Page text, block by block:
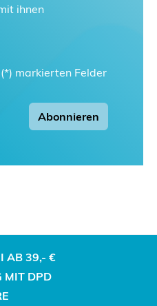
ihnen
markierten Felder
Abonnieren
AB 39,- €
MIT DPD